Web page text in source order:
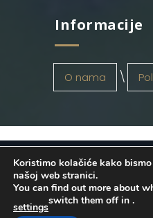
Informacije
O nama
OSATINA GRUPA
byINFOS Osijek.
Koristimo kolačiće kako
našoj web stranici.
You can find out more about
switch them off in
settings
.